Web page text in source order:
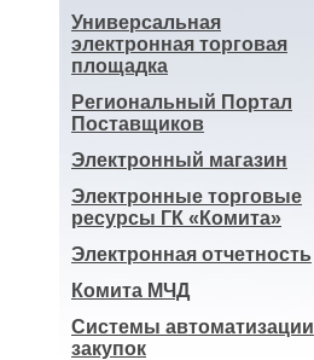
Универсальная
электронная торговая
площадка
Региональный Портал
Поставщиков
Электронный магазин
Электронные торговые
ресурсы ГК «Комита»
Электронная отчетность
Комита МЧД
Системы автоматизации
закупок